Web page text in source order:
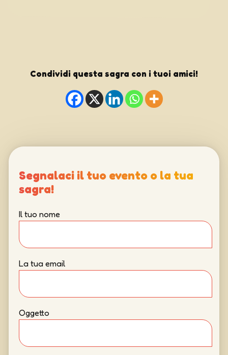
Condividi questa sagra con i tuoi amici!
Segnalaci il tuo evento o la tua
sagra!
Il tuo nome
La tua email
Oggetto